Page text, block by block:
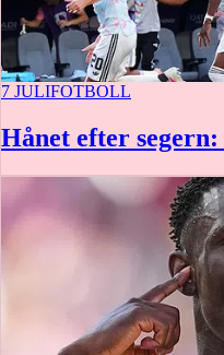
7 JULIFOTBOLL
Hånet efter